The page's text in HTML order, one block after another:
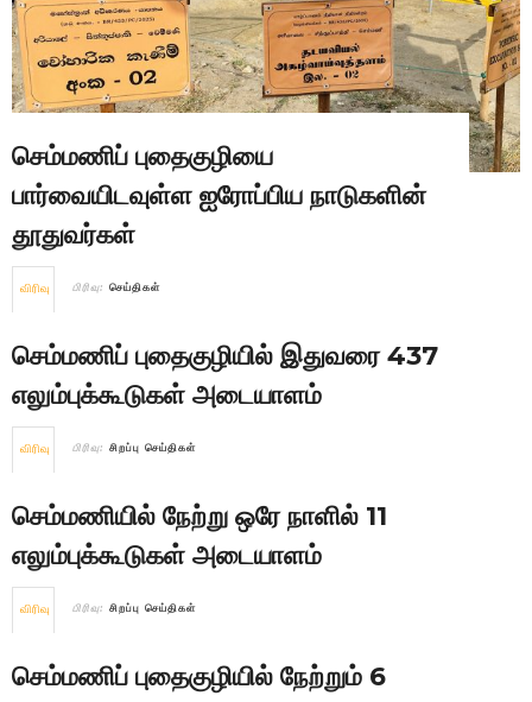
செம்மணிப் புதைகுழியை
பார்வையிடவுள்ள ஐரோப்பிய நாடுகளின்
தூதுவர்கள்
விரிவு பிரிவு: செய்திகள்
செம்மணிப் புதைகுழியில் இதுவரை 437
எலும்புக்கூடுகள் அடையாளம்
விரிவு பிரிவு: சிறப்பு செய்திகள்
செம்மணியில் நேற்று ஒரே நாளில் 11
எலும்புக்கூடுகள் அடையாளம்
விரிவு பிரிவு: சிறப்பு செய்திகள்
செம்மணிப் புதைகுழியில் நேற்றும் 6